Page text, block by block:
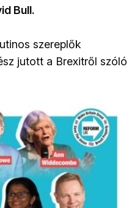
Bull.
szereplők
jutott a Brexitről szóló